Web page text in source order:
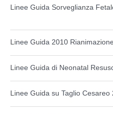
Linee Guida Sorveglianza
Linee Guida 2010
Linee Guida di Neonatal
Linee Guida su Taglio Cesareo